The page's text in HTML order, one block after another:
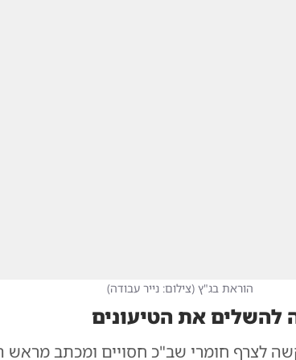
הוראת בג"ץ (צילום: נייר עבודה)
להשלים את הטיעונים
לצרף חומרי שב"כ חסויים ומכתב מראש